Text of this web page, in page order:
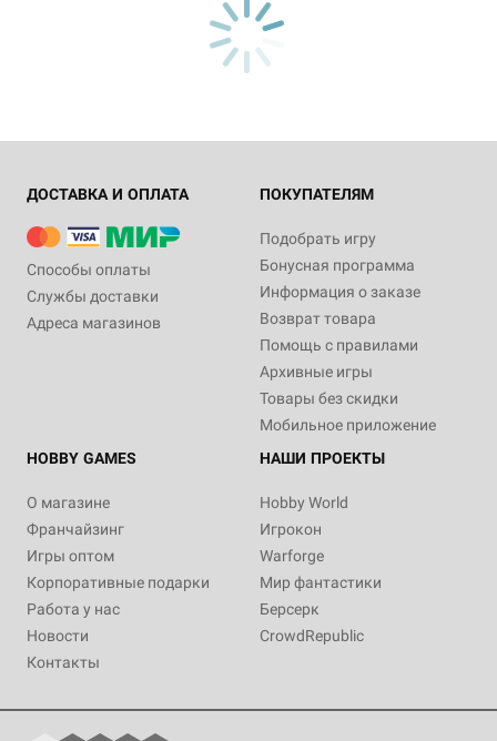
ДОСТАВКА И ОПЛАТА
Способы оплаты
Службы доставки
Адреса магазинов
ПОКУПАТЕЛЯМ
Подобрать игру
Бонусная программа
Информация о заказе
Возврат товара
Помощь с правилами
Архивные игры
Товары без скидки
Мобильное приложение
HOBBY GAMES
О магазине
Франчайзинг
Игры оптом
Корпоративные подарки
Работа у нас
Новости
Контакты
НАШИ ПРОЕКТЫ
Hobby World
Игрокон
Warforge
Мир фантастики
Берсерк
CrowdRepublic